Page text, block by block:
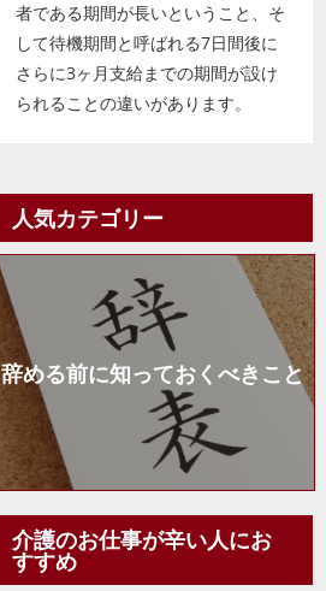
者である期間が長いということ、そ
して待機期間と呼ばれる7日間後に
さらに3ヶ月支給までの期間が設け
られることの違いがあります。
人気カテゴリー
辞める前に知っておくべきこと
介護のお仕事が辛い人にお
すすめ